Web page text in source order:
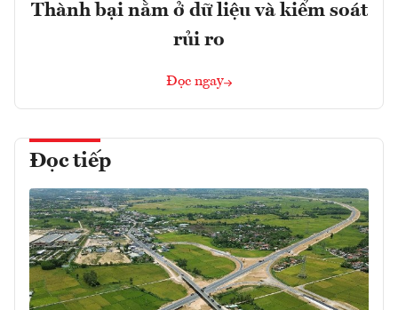
Thành bại nằm ở dữ liệu và kiểm soát
rủi ro
Đọc ngay
Đọc tiếp